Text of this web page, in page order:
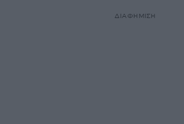
ΔΙΑΦΗΜΙΣΗ